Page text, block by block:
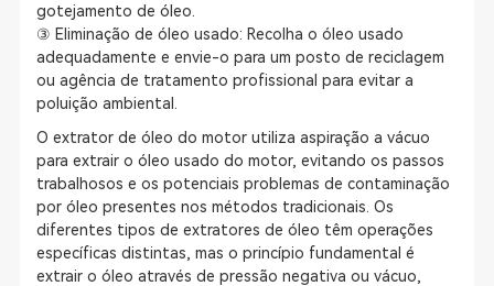
gotejamento de óleo.
③ Eliminação de óleo usado: Recolha o óleo usado
adequadamente e envie-o para um posto de reciclagem
ou agência de tratamento profissional para evitar a
poluição ambiental.
O extrator de óleo do motor utiliza aspiração a vácuo
para extrair o óleo usado do motor, evitando os passos
trabalhosos e os potenciais problemas de contaminação
por óleo presentes nos métodos tradicionais. Os
diferentes tipos de extratores de óleo têm operações
específicas distintas, mas o princípio fundamental é
extrair o óleo através de pressão negativa ou vácuo,